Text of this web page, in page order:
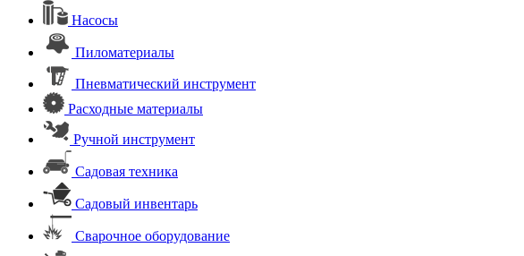
Насосы
Пиломатериалы
Пневматический инструмент
Расходные материалы
Ручной инструмент
Садовая техника
Садовый инвентарь
Сварочное оборудование